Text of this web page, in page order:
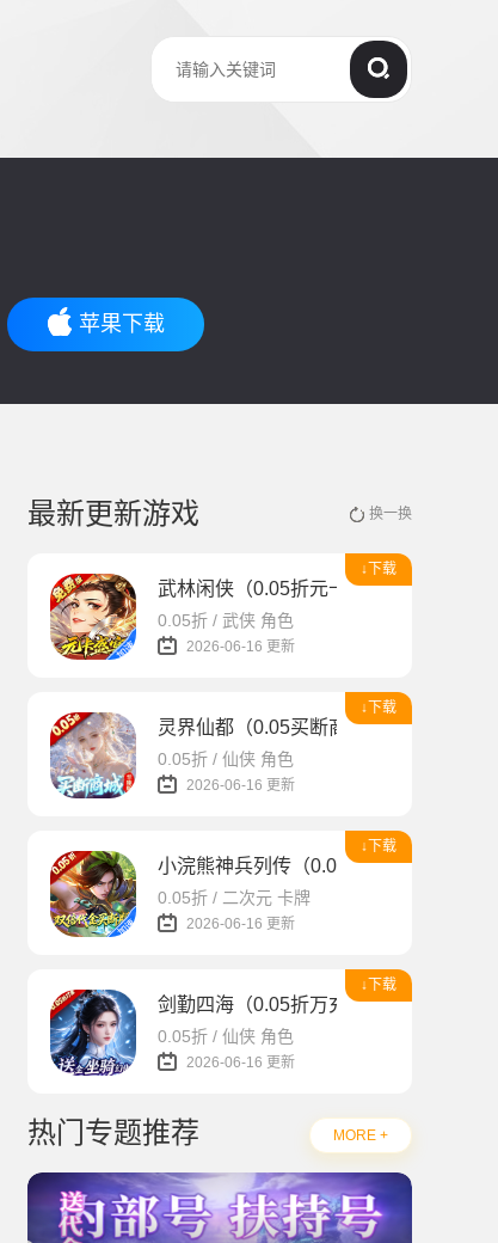
苹果下载
最新更新游戏 换一换
↓下载
武林闲侠（0.05折元卡盛宴免费版）
0.05折 / 武侠 角色
2026-06-16 更新
↓下载
灵界仙都（0.05买断商城至臻版）
0.05折 / 仙侠 角色
2026-06-16 更新
↓下载
小浣熊神兵列传（0.05双倍代金买断版
0.05折 / 二次元 卡牌
2026-06-16 更新
↓下载
剑勤四海（0.05折万充打金版）
0.05折 / 仙侠 角色
2026-06-16 更新
热门专题推荐 MORE +